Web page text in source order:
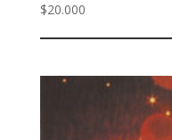
$20.000